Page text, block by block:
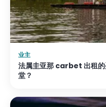
业主
法属圭亚那 carbet 出租的
堂？